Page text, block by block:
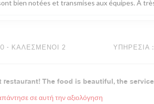
bien notées et transmises aux équipes. À
- ΚΑΛΕΣΜΈΝΟΙ 2 ΥΠΗΡΕΣΊΑ :
restaurant! The food is beautiful, the
σε αυτή την αξιολόγηση